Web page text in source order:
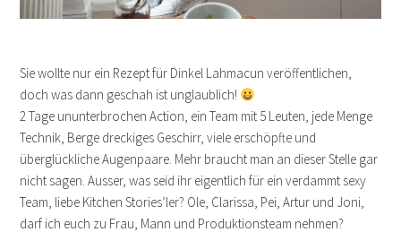
Sie wollte nur ein Rezept für Dinkel Lahmacun veröffentlichen,
doch was dann geschah ist unglaublich!
2 Tage ununterbrochen Action, ein Team mit 5 Leuten, jede Menge
Technik, Berge dreckiges Geschirr, viele erschöpfte und
überglückliche Augenpaare. Mehr braucht man an dieser Stelle gar
nicht sagen. Ausser, was seid ihr eigentlich für ein verdammt sexy
Team, liebe Kitchen Stories’ler? Ole, Clarissa, Pei, Artur und Joni,
darf ich euch zu Frau, Mann und Produktionsteam nehmen?